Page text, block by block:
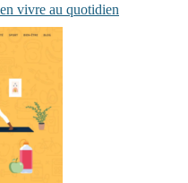
vivre au quotidien